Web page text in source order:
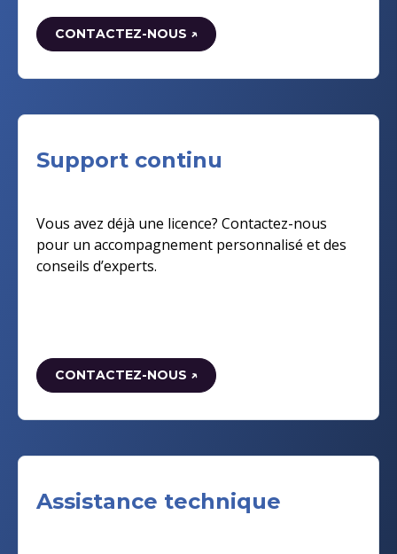
CONTACTEZ-NOUS ↗
Support continu
Vous avez déjà une licence? Contactez-nous
pour un accompagnement personnalisé et des
conseils d’experts.
CONTACTEZ-NOUS ↗
Assistance technique